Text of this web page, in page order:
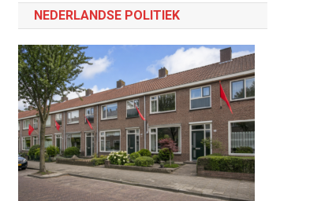
categorie
NEDERLANDSE POLITIEK